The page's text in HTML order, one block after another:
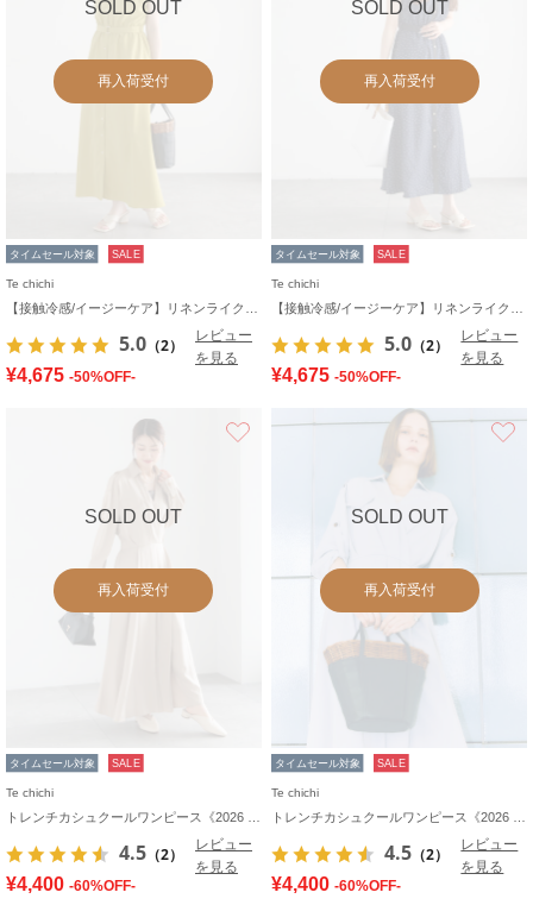
SOLD OUT
再入荷受付
タイムセール対象 SALE
Te chichi
5.0 （2）
レビュー
を見る
¥4,675 -50%OFF-
SOLD OUT
再入荷受付
タイムセール対象 SALE
Te chichi
5.0 （2）
レビュー
を見る
¥4,675 -50%OFF-
SOLD OUT
再入荷受付
タイムセール対象 SALE
Te chichi
4.5 （2）
レビュー
を見る
¥4,400 -60%OFF-
SOLD OUT
再入荷受付
タイムセール対象 SALE
Te chichi
4.5 （2）
レビュー
を見る
¥4,400 -60%OFF-